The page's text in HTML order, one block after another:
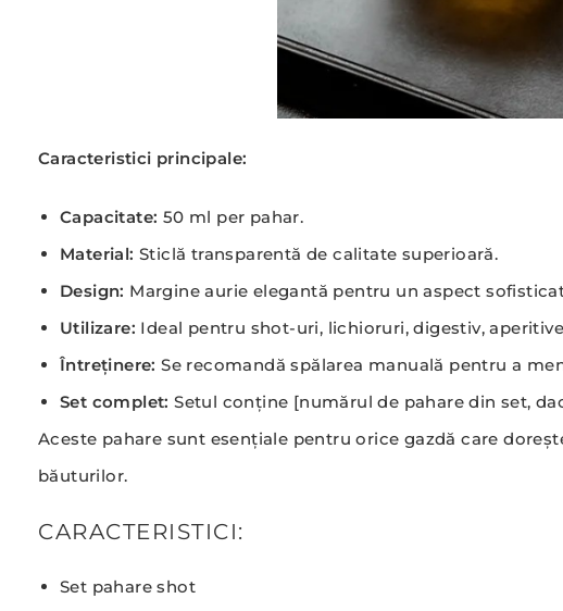
Caracteristici principale:
Capacitate: 50 ml per pahar.
Material: Sticlă transparentă de calitate superioară.
Design: Margine aurie elegantă pentru un aspect
Utilizare: Ideal pentru shot-uri, lichioruri, digestiv,
Întreținere: Se recomandă spălarea manuală pentru a
Set complet: Setul conține [numărul de pahare din set,
Aceste pahare sunt esențiale pentru orice gazdă care
băuturilor.
CARACTERISTICI:
Set pahare shot